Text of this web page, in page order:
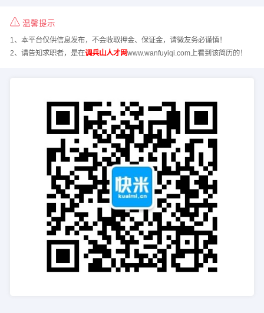
温馨提示
1、本平台仅供信息发布，不会收取押金、保证金，请微友务必谨慎！
2、请告知求职者，是在调兵山人才网www.wanfuyiqi.com上看到该简历的！